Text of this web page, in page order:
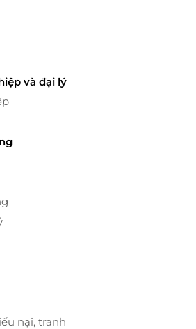
giả – trong đó có các khán giả
trình “
“nghe thấy” tiếng gà trống gáy
khuya rút lui nhường chỗ cho
làng rộn rã, lời tỏ tình trong mùa
và đại lý
nại, tranh